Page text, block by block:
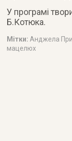
У програмі
Б.Котюка.
Мітки: Анджела
мацелюх